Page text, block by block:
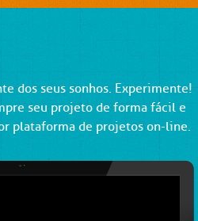
dos seus sonhos. Experimente!
seu projeto de forma fácil e
plataforma de projetos on-line.